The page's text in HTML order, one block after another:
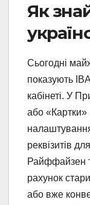
Як
Сьогодні
показують
кабінеті. У
або
реквізитів
Райффайзен
рахунок
або вже